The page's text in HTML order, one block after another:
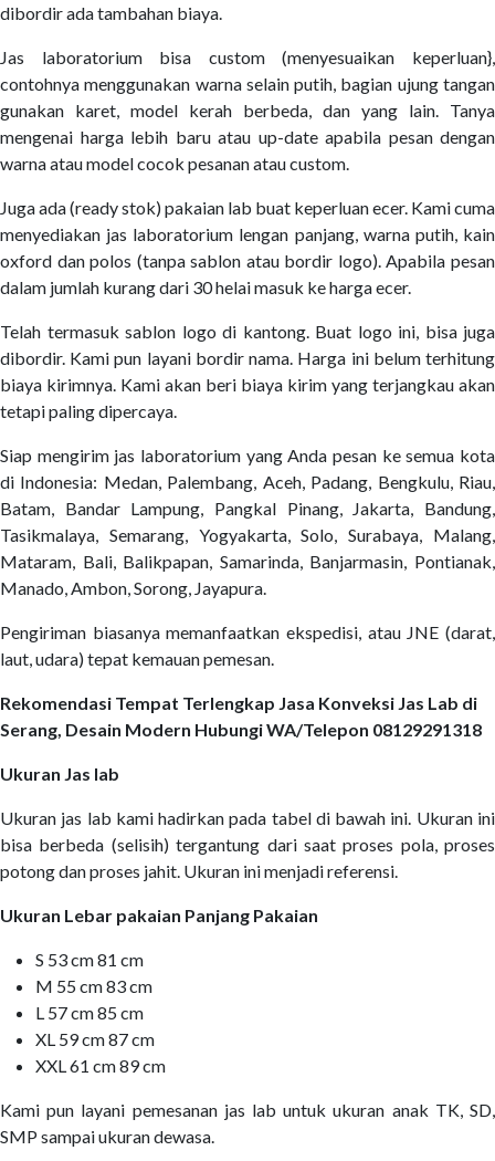
dibordir ada tambahan biaya.
Jas laboratorium bisa custom (menyesuaikan keperluan},
contohnya menggunakan warna selain putih, bagian ujung tangan
gunakan karet, model kerah berbeda, dan yang lain. Tanya
mengenai harga lebih baru atau up-date apabila pesan dengan
warna atau model cocok pesanan atau custom.
Juga ada (ready stok) pakaian lab buat keperluan ecer. Kami cuma
menyediakan jas laboratorium lengan panjang, warna putih, kain
oxford dan polos (tanpa sablon atau bordir logo). Apabila pesan
dalam jumlah kurang dari 30 helai masuk ke harga ecer.
Telah termasuk sablon logo di kantong. Buat logo ini, bisa juga
dibordir. Kami pun layani bordir nama. Harga ini belum terhitung
biaya kirimnya. Kami akan beri biaya kirim yang terjangkau akan
tetapi paling dipercaya.
Siap mengirim jas laboratorium yang Anda pesan ke semua kota
di Indonesia: Medan, Palembang, Aceh, Padang, Bengkulu, Riau,
Batam, Bandar Lampung, Pangkal Pinang, Jakarta, Bandung,
Tasikmalaya, Semarang, Yogyakarta, Solo, Surabaya, Malang,
Mataram, Bali, Balikpapan, Samarinda, Banjarmasin, Pontianak,
Manado, Ambon, Sorong, Jayapura.
Pengiriman biasanya memanfaatkan ekspedisi, atau JNE (darat,
laut, udara) tepat kemauan pemesan.
Rekomendasi Tempat Terlengkap Jasa Konveksi Jas Lab di
Serang, Desain Modern Hubungi WA/Telepon 08129291318
Ukuran Jas lab
Ukuran jas lab kami hadirkan pada tabel di bawah ini. Ukuran ini
bisa berbeda (selisih) tergantung dari saat proses pola, proses
potong dan proses jahit. Ukuran ini menjadi referensi.
Ukuran Lebar pakaian Panjang Pakaian
S 53 cm 81 cm
M 55 cm 83 cm
L 57 cm 85 cm
XL 59 cm 87 cm
XXL 61 cm 89 cm
Kami pun layani pemesanan jas lab untuk ukuran anak TK, SD,
SMP sampai ukuran dewasa.